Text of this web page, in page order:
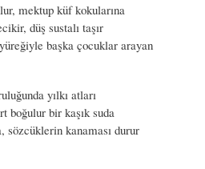
mektup küf kokularına
düş sustalı taşır
başka çocuklar arayan
yılkı atları
boğulur bir kaşık suda
sözcüklerin kanaması durur